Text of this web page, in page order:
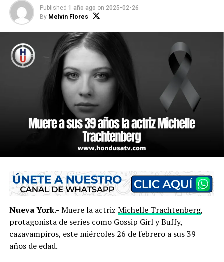
Published 1 año ago on 2025-02-26
By Melvin Flores
Nueva York.- Muere la actriz Michelle Trachtenberg,
protagonista de series como Gossip Girl y Buffy,
cazavampiros, este miércoles 26 de febrero a sus 39
años de edad.